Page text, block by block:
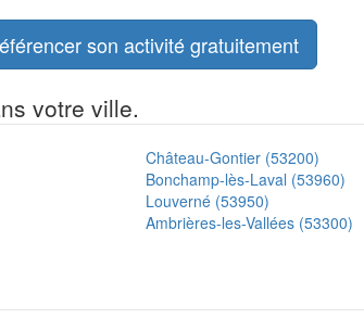
son activité gratuitement
votre ville.
Château-Gontier (53200)
Bonchamp-lès-Laval (53960)
Louverné (53950)
Ambrières-les-Vallées (53300)